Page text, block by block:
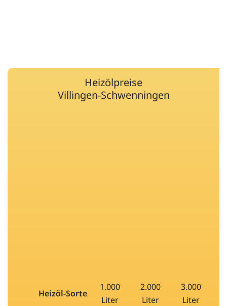
Heizölpreise
Villingen-Schwenningen
Heizöl-Sorte
1.000
Liter
2.000
Liter
3.000
Liter